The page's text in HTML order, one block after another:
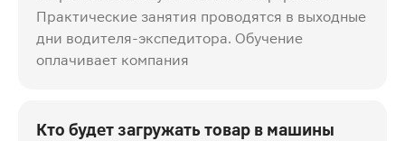
Практические занятия проводятся в выходные
дни водителя-экспедитора. Обучение
оплачивает компания
Кто будет загружать товар в машины